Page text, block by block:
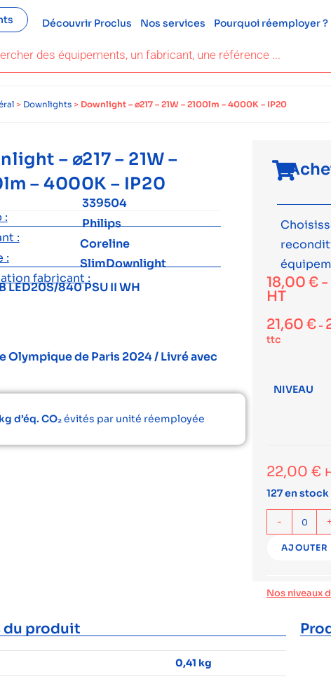
Découvrir Proclus Nos services Pourquoi réemployer ?
> Downlights > Downlight – ⌀217 – 21W – 2100lm – 4000K – IP20
– ⌀217 – 21W –
– 4000K – IP20
:
339504
:
Philips
:
Coreline
SlimDownlight
fabricant :
LED20S/840 PSU II WH
Olympique de Paris 2024 / Livré avec
kg d’éq. CO₂évités par unité réemployée
18,00€ -
HT
21,60€-
ttc
NIVEAU
22,00€
127 en stock
- +
AJOUTER
Nos niveaux
du produit
0,41 kg